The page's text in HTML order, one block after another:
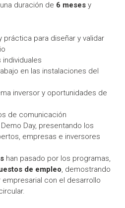
duración de 6 meses y
práctica para diseñar y validar
individuales
en las instalaciones del
inversor y oportunidades de
de comunicación
Day, presentando los
empresas e inversores
han pasado por los programas,
de empleo, demostrando
con el desarrollo